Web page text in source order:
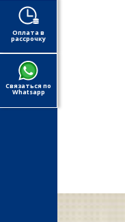
Оплата в
рассрочку
Связаться по
Whatsapp